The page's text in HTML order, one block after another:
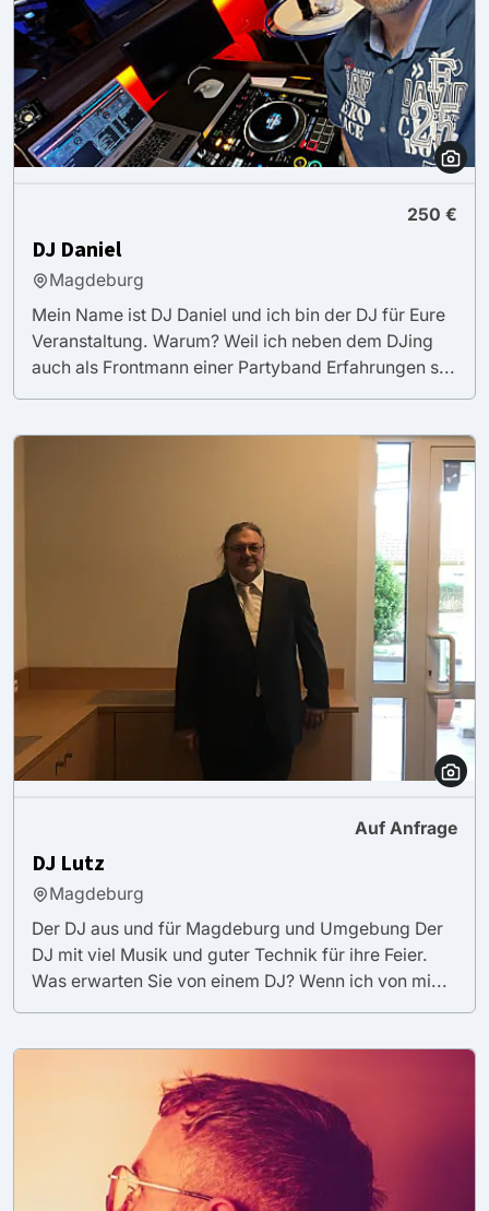
250 €
DJ Daniel
Magdeburg
Mein Name ist DJ Daniel und ich bin der DJ für Eure
Veranstaltung. Warum? Weil ich neben dem DJing
auch als Frontmann einer Partyband Erfahrungen s...
Auf Anfrage
DJ Lutz
Magdeburg
Der DJ aus und für Magdeburg und Umgebung Der
DJ mit viel Musik und guter Technik für ihre Feier.
Was erwarten Sie von einem DJ? Wenn ich von mi...